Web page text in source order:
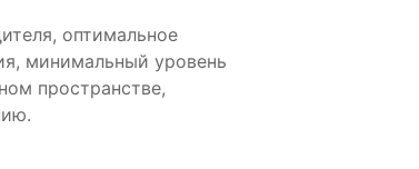
оптимальное
минимальный уровень
пространстве,